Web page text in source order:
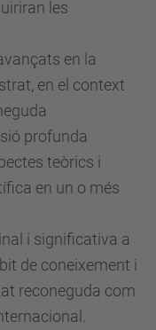
les
en la
en el context
profunda
teòrics i
en un o més
i significativa a
de coneixement i
reconeguda com